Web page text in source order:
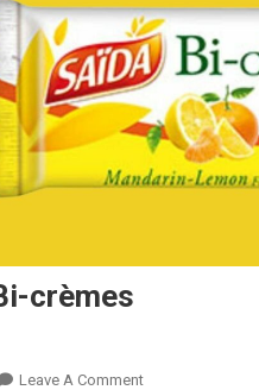
crèmes
Leave A Comment